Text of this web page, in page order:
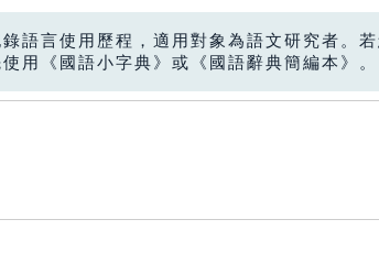
語言使用歷程，適用對象為語文研究者。
用《國語小字典》或《國語辭典簡編本》。